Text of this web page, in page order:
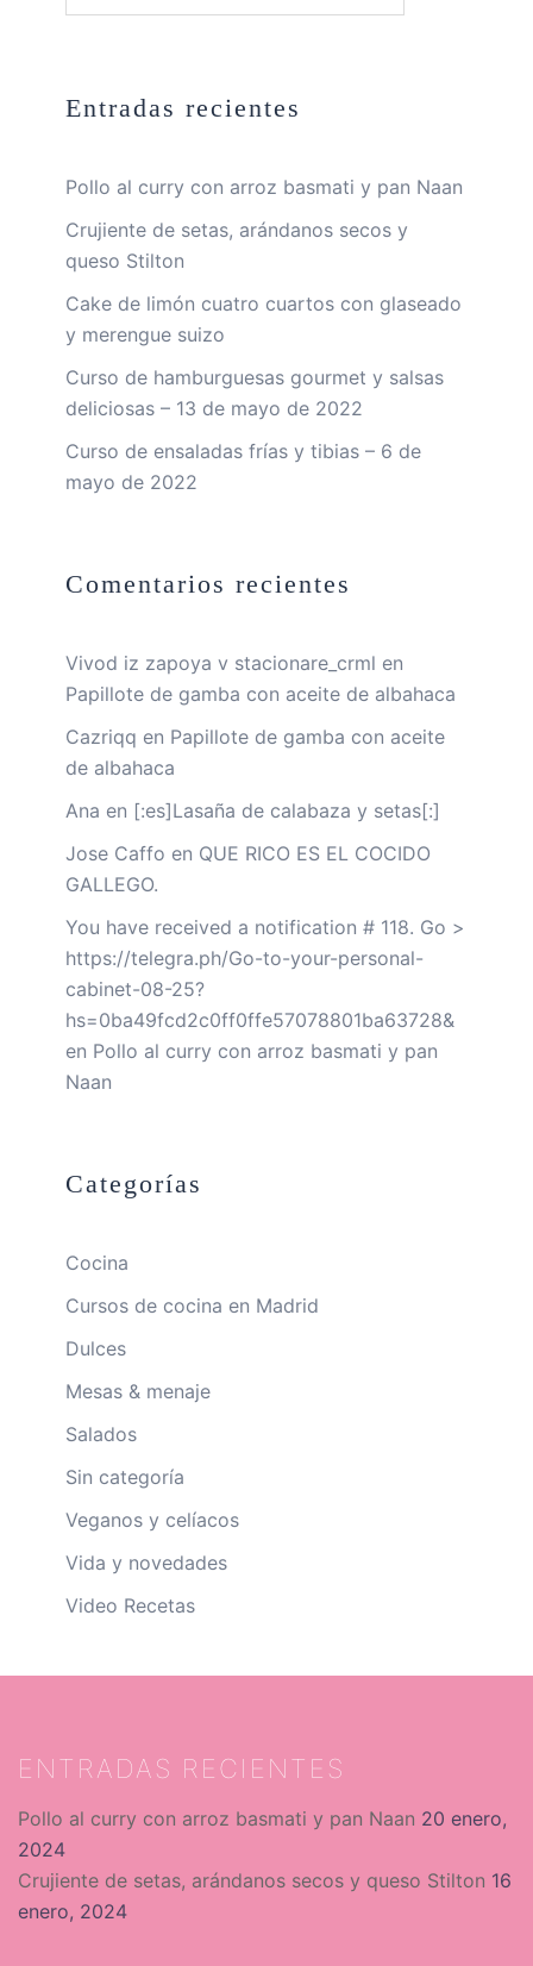
Entradas recientes
Pollo al curry con arroz basmati y pan Naan
Crujiente de setas, arándanos secos y
queso Stilton
Cake de limón cuatro cuartos con glaseado
y merengue suizo
Curso de hamburguesas gourmet y salsas
deliciosas – 13 de mayo de 2022
Curso de ensaladas frías y tibias – 6 de
mayo de 2022
Comentarios recientes
Vivod iz zapoya v stacionare_crml en
Papillote de gamba con aceite de albahaca
Cazriqq en Papillote de gamba con aceite
de albahaca
Ana en [:es]Lasaña de calabaza y setas[:]
Jose Caffo en QUE RICO ES EL COCIDO
GALLEGO.
You have received a notification # 118. Go >
https://telegra.ph/Go-to-your-personal-
cabinet-08-25?
hs=0ba49fcd2c0ff0ffe57078801ba63728&
en Pollo al curry con arroz basmati y pan
Naan
Categorías
Cocina
Cursos de cocina en Madrid
Dulces
Mesas & menaje
Salados
Sin categoría
Veganos y celíacos
Vida y novedades
Video Recetas
ENTRADAS RECIENTES
Pollo al curry con arroz basmati y pan Naan 20 enero,
2024
Crujiente de setas, arándanos secos y queso Stilton 16
enero, 2024